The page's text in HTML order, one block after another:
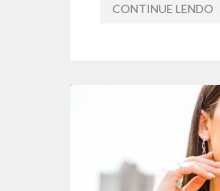
CONTINUE LENDO